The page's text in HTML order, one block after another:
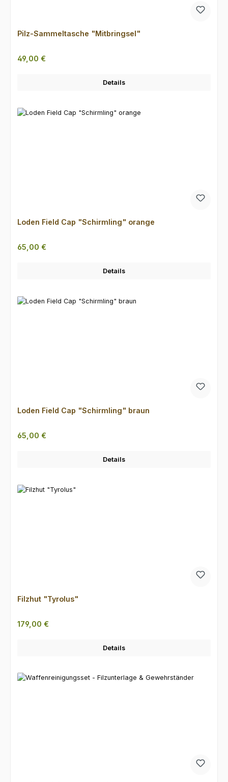
Pilz-Sammeltasche "Mitbringsel"
Regulärer Preis:
49,00 €
Details
Loden Field Cap "Schirmling" orange
Regulärer Preis:
65,00 €
Details
Loden Field Cap "Schirmling" braun
Regulärer Preis:
65,00 €
Details
Filzhut "Tyrolus"
Regulärer Preis:
179,00 €
Details